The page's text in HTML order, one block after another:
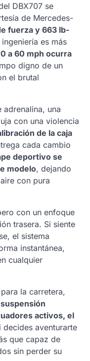
DBX707 se
de Mercedes-
fuerza y 663 lb-
es más
0 a 60 mph ocurra
digno de un
el brutal
adrenalina, una
con una violencia
de la caja
cada cambio
deportivo se
modelo, dejando
con pura
con un enfoque
trasera. Si siente
el sistema
instantánea,
cualquier
la carretera,
activos, el
decides aventurarte
que capaz de
sin perder su